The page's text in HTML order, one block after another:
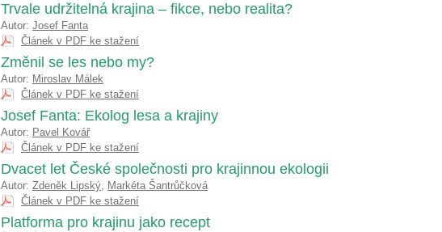
Trvale udržitelná krajina – fikce, nebo realita?
Autor: Josef Fanta
Článek v PDF ke stažení
Změnil se les nebo my?
Autor: Miroslav Málek
Článek v PDF ke stažení
Josef Fanta: Ekolog lesa a krajiny
Autor: Pavel Kovář
Článek v PDF ke stažení
Dvacet let České společnosti pro krajinnou ekologii
Autor: Zdeněk Lipský, Markéta Šantrůčková
Článek v PDF ke stažení
Platforma pro krajinu jako recept